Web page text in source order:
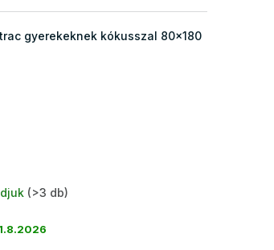
gyerekeknek kókusszal 80x180
(>3 db)